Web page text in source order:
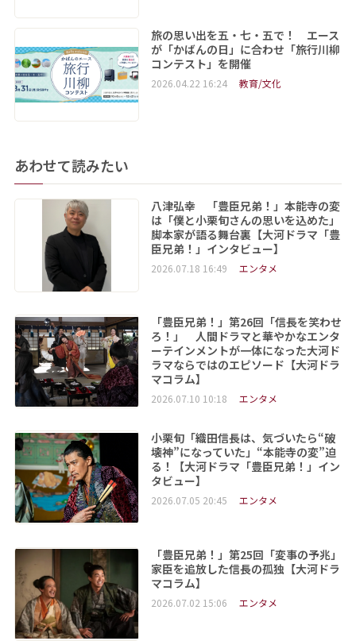
旅の思い出を五・七・五で！ エース
が「かばんの日」に合わせ「旅行川柳
コンテスト」を開催
2026.04.22 16:24 教育/文化
あわせて読みたい
八津弘幸 「豊臣兄弟！」本能寺の変
は「僕と小栗旬さんの思いを込めた」
脚本家が語る舞台裏【大河ドラマ「豊
臣兄弟！」インタビュー】
2026.07.18 16:49 エンタメ
「豊臣兄弟！」第26回「信長を笑わせ
ろ！」 人間ドラマと華やかなエンタ
ーテインメントが一体になった大河ド
ラマならではのエピソード【大河ドラ
マコラム】
2026.07.10 10:18 エンタメ
小栗旬「織田信長は、気づいたら“破
壊神”になっていた」“本能寺の変”迫
る！【大河ドラマ「豊臣兄弟！」イン
タビュー】
2026.07.05 20:45 エンタメ
「豊臣兄弟！」第25回「変事の予兆」
家臣を追放した信長の孤独【大河ドラ
マコラム】
2026.07.02 15:06 エンタメ